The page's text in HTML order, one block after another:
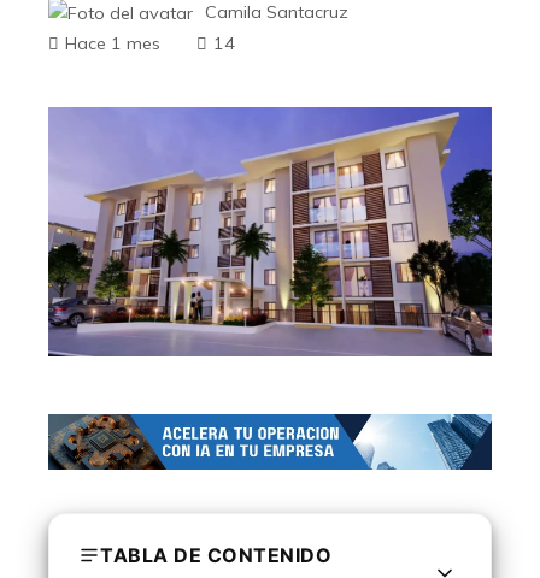
Camila Santacruz
Hace 1 mes
14
TABLA DE CONTENIDO